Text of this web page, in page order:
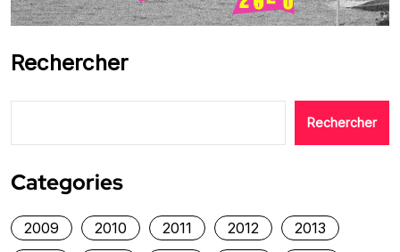
Rechercher
Rechercher
Categories
2009 2010 2011 2012
2013